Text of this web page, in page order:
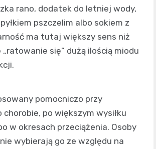
rano, dodatek do letniej wody,
pszczelim albo sokiem z
ma tutaj większy sens niż
się” dużą ilością miodu
pomocniczo przy
chorobie, po większym wysiłku
w okresach przeciążenia. Osoby
wybierają go ze względu na